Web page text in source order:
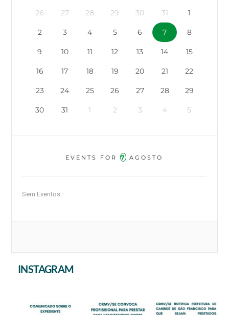
26 27 28 29 30 31 1
2 3 4 5 6 7 8
9 10 11 12 13 14 15
16 17 18 19 20 21 22
23 24 25 26 27 28 29
30 31 1 2 3 4 5
EVENTS FOR7 AGOSTO
Sem Eventos
INSTAGRAM